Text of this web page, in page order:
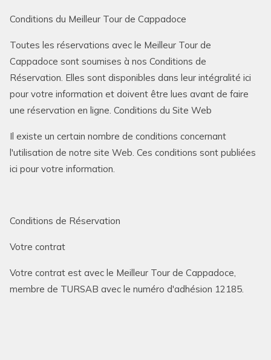
Conditions du Meilleur Tour de Cappadoce
Toutes les réservations avec le Meilleur Tour de
Cappadoce sont soumises à nos Conditions de
Réservation. Elles sont disponibles dans leur intégralité ici
pour votre information et doivent être lues avant de faire
une réservation en ligne. Conditions du Site Web
Il existe un certain nombre de conditions concernant
l'utilisation de notre site Web. Ces conditions sont publiées
ici pour votre information.
Conditions de Réservation
Votre contrat
Votre contrat est avec le Meilleur Tour de Cappadoce,
membre de TURSAB avec le numéro d'adhésion 12185.